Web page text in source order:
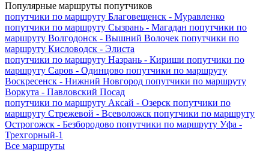
Популярные маршруты попутчиков
попутчики по маршруту Благовещенск - Муравленко
попутчики по маршруту Сызрань - Магадан попутчики по
маршруту Волгодонск - Вышний Волочек попутчики по
маршруту Кисловодск - Элиста
попутчики по маршруту Назрань - Кириши попутчики по
маршруту Саров - Одинцово попутчики по маршруту
Воскресенск - Нижний Новгород попутчики по маршруту
Воркута - Павловский Посад
попутчики по маршруту Аксай - Озерск попутчики по
маршруту Стрежевой - Всеволожск попутчики по маршруту
Острогожск - Безбородово попутчики по маршруту Уфа -
Трехгорный-1
Все маршруты